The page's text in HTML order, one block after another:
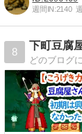
週間IN:2140
8
下町豆腐
どのブログ